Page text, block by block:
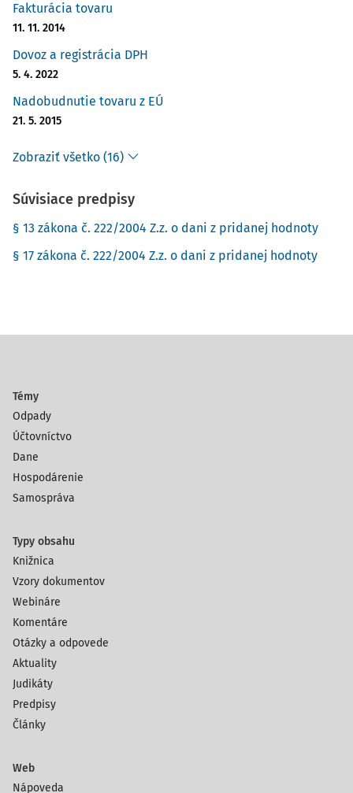
Fakturácia tovaru
11. 11. 2014
Dovoz a registrácia DPH
5. 4. 2022
Nadobudnutie tovaru z EÚ
21. 5. 2015
Zobraziť všetko (16)
Súvisiace predpisy
§ 13 zákona č. 222/2004 Z.z. o dani z pridanej hodnoty
§ 17 zákona č. 222/2004 Z.z. o dani z pridanej hodnoty
Témy
Odpady
Účtovníctvo
Dane
Hospodárenie
Samospráva
Typy obsahu
Knižnica
Vzory dokumentov
Webináre
Komentáre
Otázky a odpovede
Aktuality
Judikáty
Predpisy
Články
Web
Nápoveda